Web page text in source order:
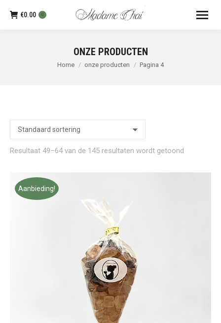
€0.00 0
ONZE PRODUCTEN
Je bent hier:
Home onze producten Pagina 4
Resultaat 49–64 van de 145 resultaten wordt getoond
Aanbieding!